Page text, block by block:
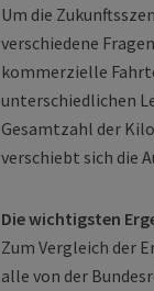
Um die
verschiedene
kommerzielle
unterschiedlichen
Gesamtzahl der
verschiebt sich die
Die wichtigsten
Zum Vergleich der
alle von der